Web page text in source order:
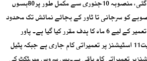
بھی محدود کرکے 25 کردی گئی، منصوبہ 10جنوری سے مکمل طور پر80بسوں
کو سرجانی تا ٹاور کے بجائے نمائش تک محدود
کردیا گیا، ٹاور تک ٹریک کی تعمیر کے لیے 6 ماہ کا ہدف مقرر کیا گیا ہے۔ پاور
ہاؤس، نمائش اسٹیشز سمیت11 اسٹیشنز پر تعمیراتی کام جاری ہے جبکہ پٹیل